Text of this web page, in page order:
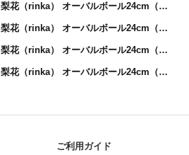
梨花（rinka） オーバルボール24cm（マットベージュ）
梨花（rinka） オーバルボール24cm（マットベージュ）
梨花（rinka） オーバルボール24cm（マットベージュ）
梨花（rinka） オーバルボール24cm（マットベージュ）
ご利用ガイド